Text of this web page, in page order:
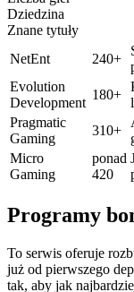
Dziedzina
Znane tytuły
NetEnt
240+
Evolution
Development
180+
Pragmatic
Gaming
310+
Micro
Gaming
ponad
420
Programy
To serwis oferuje
już od pierwszego
tak, aby jak